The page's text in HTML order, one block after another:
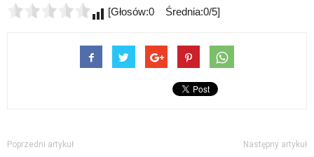
[Głosów:0 Średnia:0/5]
Poprzedni artykuł Następny artykuł